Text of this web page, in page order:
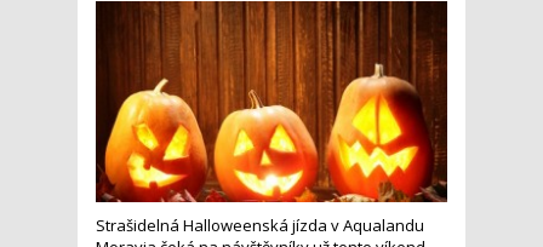
Strašidelná Halloweenská jízda v Aqualandu